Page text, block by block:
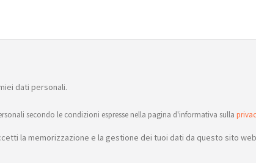
dati personali.
secondo le condizioni espresse nella pagina d'informativa sulla
la memorizzazione e la gestione dei tuoi dati da questo sito